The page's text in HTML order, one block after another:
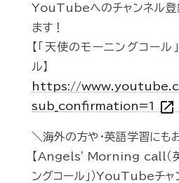
YouTubeへのチャンネル登
ます！
【「天使のモーニングコー
ル】
https://
sub_confirmation=1 open_in_new
＼海外の方や・英語学習にも
【Angels' Morning call（
ングコール」）YouTubeチャ